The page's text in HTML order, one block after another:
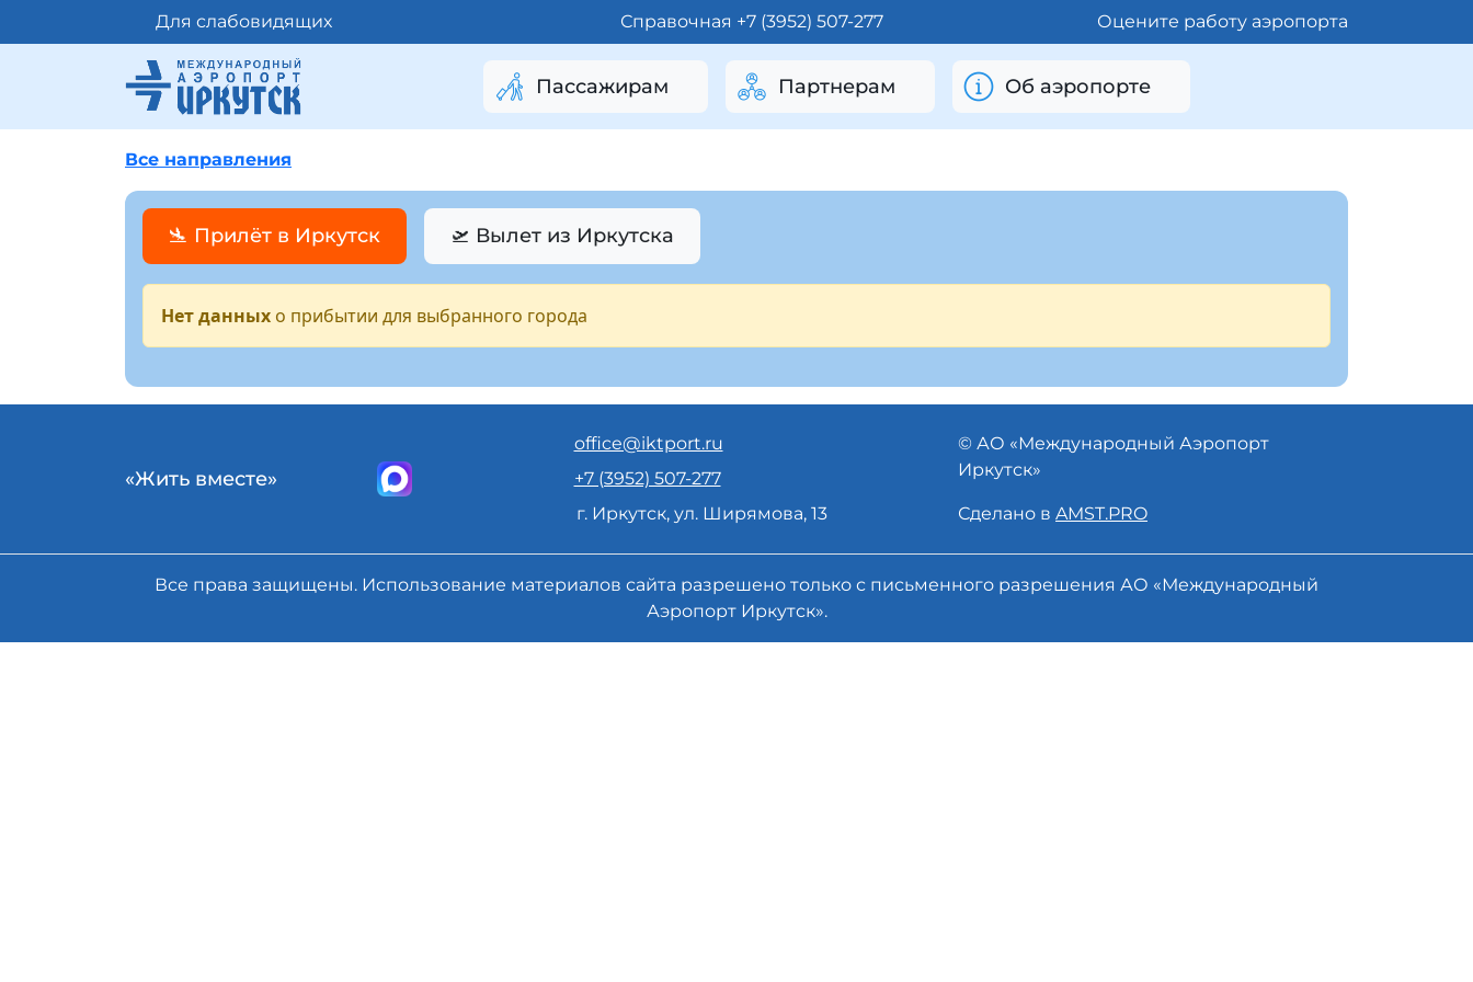
Для слабовидящих Справочная +7 (3952) 507-277 Оцените работу аэропорта
Пассажирам Партнерам Об аэропорте
Все направления
🛬 Прилёт в Иркутск 🛫 Вылет из Иркутска
Нет данных о прибытии для выбранного города
«Жить вместе»
office@iktport.ru
+7 (3952) 507-277
г. Иркутск, ул. Ширямова, 13
© АО «Международный Аэропорт
Иркутск»
Сделано в AMST.PRO
Все права защищены. Использование материалов сайта разрешено только с письменного разрешения АО «Международный
Аэропорт Иркутск».